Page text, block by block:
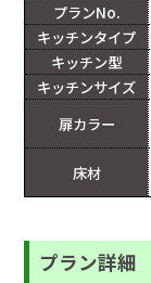
プランNo.
キッチンタイプ
キッチン型
キッチンサイズ
扉カラー
床材
プラン詳細